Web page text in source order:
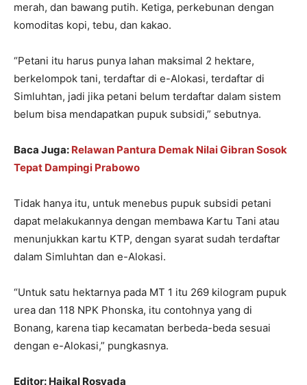
merah, dan bawang putih. Ketiga, perkebunan dengan
komoditas kopi, tebu, dan kakao.
“Petani itu harus punya lahan maksimal 2 hektare,
berkelompok tani, terdaftar di e-Alokasi, terdaftar di
Simluhtan, jadi jika petani belum terdaftar dalam sistem
belum bisa mendapatkan pupuk subsidi,” sebutnya.
Baca Juga: Relawan Pantura Demak Nilai Gibran Sosok
Tepat Dampingi Prabowo
Tidak hanya itu, untuk menebus pupuk subsidi petani
dapat melakukannya dengan membawa Kartu Tani atau
menunjukkan kartu KTP, dengan syarat sudah terdaftar
dalam Simluhtan dan e-Alokasi.
“Untuk satu hektarnya pada MT 1 itu 269 kilogram pupuk
urea dan 118 NPK Phonska, itu contohnya yang di
Bonang, karena tiap kecamatan berbeda-beda sesuai
dengan e-Alokasi,” pungkasnya.
Editor: Haikal Rosyada